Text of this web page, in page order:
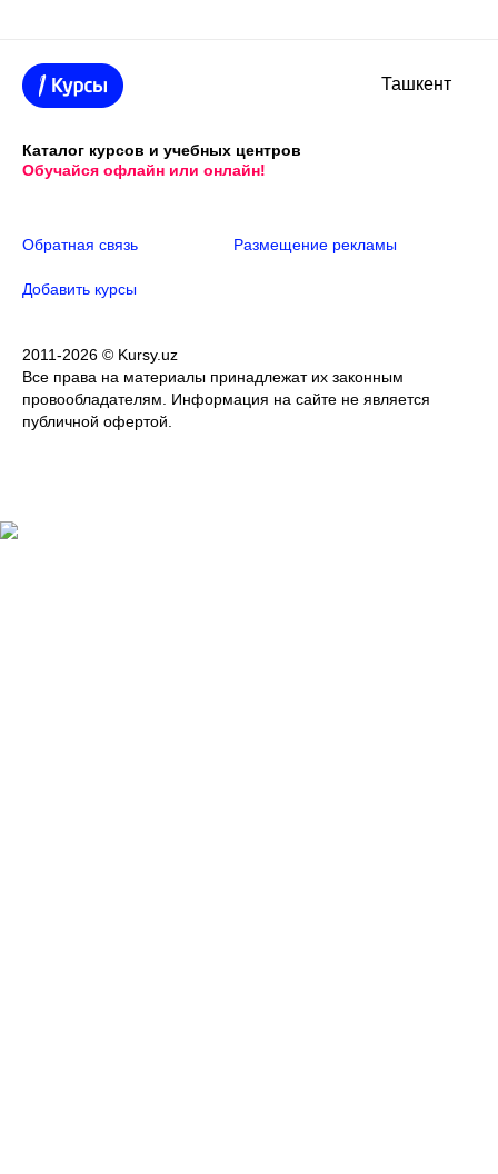
Ташкент
Каталог курсов и учебных центров
Обучайся офлайн или онлайн!
Обратная связь Размещение рекламы
Добавить курсы
2011-2026 © Kursy.uz
Все права на материалы принадлежат их законным
провообладателям. Информация на сайте не является
публичной офертой.